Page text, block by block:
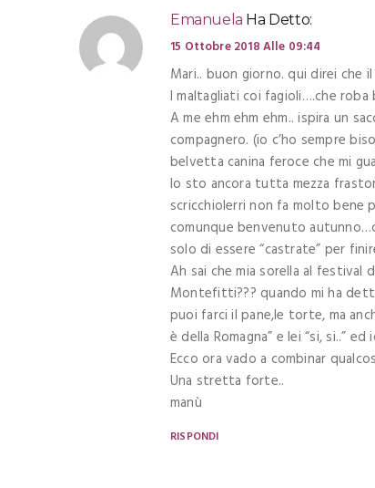
Emanuela Ha Detto:
15 Ottobre 2018 Alle 09:44
Mari.. buon giorno. qui direi che
I maltagliati coi fagioli….che roba
A me ehm ehm ehm.. ispira un
compagnero. (io c’ho sempre
belvetta canina feroce che mi
Io sto ancora tutta mezza
scricchiolerri non fa molto bene
comunque benvenuto
solo di essere “castrate” per
Ah sai che mia sorella al
Montefitti??? quando mi ha
puoi farci il pane,le torte, ma
è della Romagna” e lei “si, si..”
Ecco ora vado a combinar
Una stretta forte..
manù
RISPONDI